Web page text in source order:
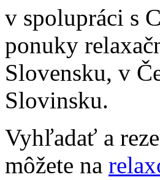
v spolupráci s
ponuky
Slovensku, v
Slovinsku.
Vyhľadať a
môžete na